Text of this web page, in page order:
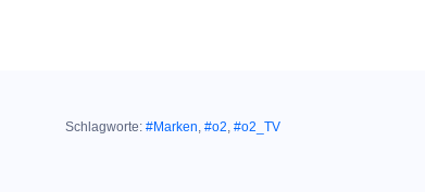
Schlagworte: #Marken, #o2, #o2_TV